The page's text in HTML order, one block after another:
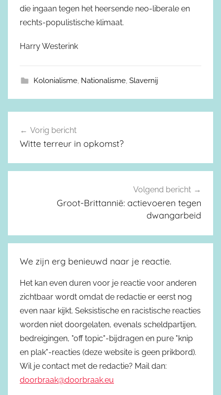
die ingaan tegen het heersende neo-liberale en
rechts-populistische klimaat.
Harry Westerink
Kolonialisme, Nationalisme, Slavernij
Berichtnavigatie
Vorig bericht
Witte terreur in opkomst?
Volgend bericht
Groot-Brittannië: actievoeren tegen
dwangarbeid
We zijn erg benieuwd naar je reactie.
Het kan even duren voor je reactie voor anderen
zichtbaar wordt omdat de redactie er eerst nog
even naar kijkt. Seksistische en racistische reacties
worden niet doorgelaten, evenals scheldpartijen,
bedreigingen, "off topic"-bijdragen en pure "knip
en plak"-reacties (deze website is geen prikbord).
Wil je contact met de redactie? Mail dan:
doorbraak@doorbraak.eu